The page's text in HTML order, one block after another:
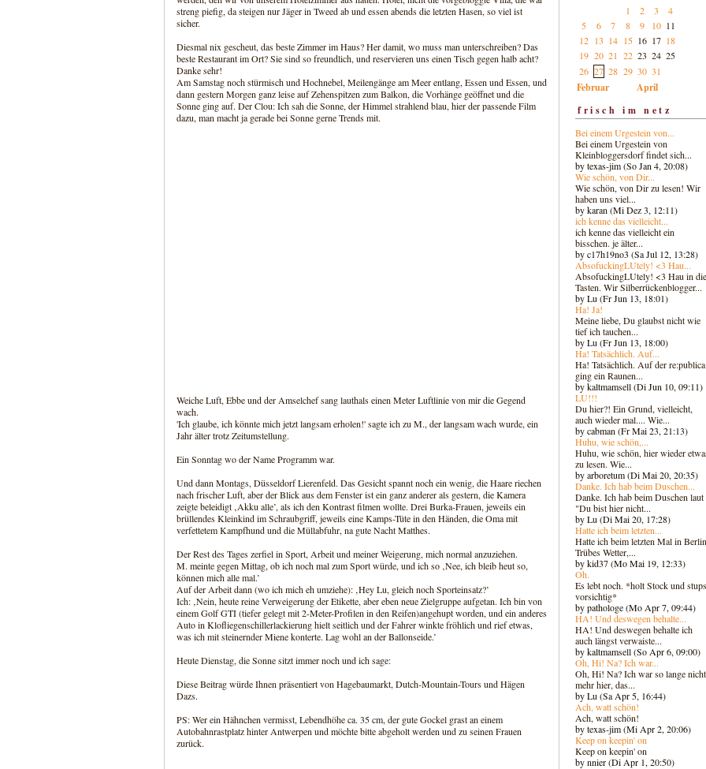
streng piefig, da steigen nur Jäger in Tweed ab und essen abends die letzten Hasen, so viel ist
sicher.
Diesmal nix gescheut, das beste Zimmer im Haus? Her damit, wo muss man unterschreiben? Das
beste Restaurant im Ort? Sie sind so freundlich, und reservieren uns einen Tisch gegen halb acht?
Danke sehr!
Am Samstag noch stürmisch und Hochnebel, Meilengänge am Meer entlang, Essen und Essen, und
dann gestern Morgen ganz leise auf Zehenspitzen zum Balkon, die Vorhänge geöffnet und die
Sonne ging auf. Der Clou: Ich sah die Sonne, der Himmel strahlend blau, hier der passende Film
dazu, man macht ja gerade bei Sonne gerne Trends mit.
Weiche Luft, Ebbe und der Amselchef sang lauthals einen Meter Luftlinie von mir die Gegend
wach.
'Ich glaube, ich könnte mich jetzt langsam erholen!' sagte ich zu M., der langsam wach wurde, ein
Jahr älter trotz Zeitumstellung.
Ein Sonntag wo der Name Programm war.
Und dann Montags, Düsseldorf Lierenfeld. Das Gesicht spannt noch ein wenig, die Haare riechen
nach frischer Luft, aber der Blick aus dem Fenster ist ein ganz anderer als gestern, die Kamera
zeigte beleidigt ‚Akku alle’, als ich den Kontrast filmen wollte. Drei Burka-Frauen, jeweils ein
brüllendes Kleinkind im Schraubgriff, jeweils eine Kamps-Tüte in den Händen, die Oma mit
verfettetem Kampfhund und die Müllabfuhr, na gute Nacht Matthes.
Der Rest des Tages zerfiel in Sport, Arbeit und meiner Weigerung, mich normal anzuziehen.
M. meinte gegen Mittag, ob ich noch mal zum Sport würde, und ich so ‚Nee, ich bleib heut so,
können mich alle mal.’
Auf der Arbeit dann (wo ich mich eh umziehe): ‚Hey Lu, gleich noch Sporteinsatz?’
Ich: ‚Nein, heute reine Verweigerung der Etikette, aber eben neue Zielgruppe aufgetan. Ich bin von
einem Golf GTI (tiefer gelegt mit 2-Meter-Profilen in den Reifen)angehupt worden, und ein anderes
Auto in Klofliegenschillerlackierung hielt seitlich und der Fahrer winkte fröhlich und rief etwas,
was ich mit steinernder Miene konterte. Lag wohl an der Ballonseide.’
Heute Dienstag, die Sonne sitzt immer noch und ich sage:
Diese Beitrag würde Ihnen präsentiert von Hagebaumarkt, Dutch-Mountain-Tours und Hägen
Dazs.
PS: Wer ein Hähnchen vermisst, Lebendhöhe ca. 35 cm, der gute Gockel grast an einem
Autobahnrastplatz hinter Antwerpen und möchte bitte abgeholt werden und zu seinen Frauen
zurück.
1
2 3
4
5
6 7 8 9 10 11
12 13 14 15 16 17 18
19 20 21 22 23 24 25
26 27 28 29 30 31
Februar
April
frisch im netz
Bei einem Urgestein von...
Bei einem Urgestein von
Kleinbloggersdorf findet sich...
by texas-jim (So Jan 4, 20:08)
Wie schön, von Dir...
Wie schön, von Dir zu lesen! Wir
haben uns viel...
by karan (Mi Dez 3, 12:11)
ich kenne das vielleicht...
ich kenne das vielleicht ein
bisschen. je älter...
by c17h19no3 (Sa Jul 12, 13:28)
AbsofuckingLUtely! <3 Hau...
AbsofuckingLUtely! <3 Hau in die
Tasten. Wir Silberrückenblogger...
by Lu (Fr Jun 13, 18:01)
Ha! Ja!
Meine liebe, Du glaubst nicht wie
tief ich tauchen...
by Lu (Fr Jun 13, 18:00)
Ha! Tatsächlich. Auf...
Ha! Tatsächlich. Auf der re:publica
ging ein Raunen...
by kaltmamsell (Di Jun 10, 09:11)
LU!!!
Du hier?! Ein Grund, vielleicht,
auch wieder mal.... Wie...
by cabman (Fr Mai 23, 21:13)
Huhu, wie schön,...
Huhu, wie schön, hier wieder
zu lesen. Wie...
by arboretum (Di Mai 20, 20:35)
Danke. Ich hab beim Duschen...
Danke. Ich hab beim Duschen laut
"Du bist hier nicht...
by Lu (Di Mai 20, 17:28)
Hatte ich beim letzten...
Hatte ich beim letzten Mal in
Trübes Wetter,...
by kid37 (Mo Mai 19, 12:33)
Oh.
Es lebt noch. *holt Stock und
vorsichtig*
by pathologe (Mo Apr 7, 09:44)
HA! Und deswegen behalte...
HA! Und deswegen behalte ich
auch längst verwaiste...
by kaltmamsell (So Apr 6, 09:00)
Oh, Hi! Na? Ich war...
Oh, Hi! Na? Ich war so lange nicht
mehr hier, das...
by Lu (Sa Apr 5, 16:44)
Ach, watt schön!
Ach, watt schön!
by texas-jim (Mi Apr 2, 20:06)
Keep on keepin' on
Keep on keepin' on
by nnier (Di Apr 1, 20:50)